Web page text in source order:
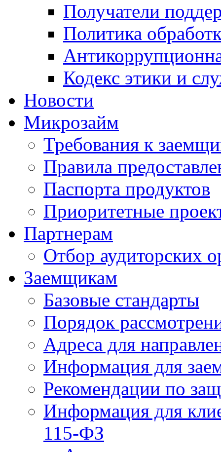
Получатели
Политика
Кодекс этики и
Новости
Микрозайм
Требования к
Правила
Паспорта продуктов
Приоритетные
Партнерам
Отбор аудиторских
Заемщикам
Базовые стандарты
Порядок
Адреса для
Информация для
Рекомендации по
Информация для
115-ФЗ